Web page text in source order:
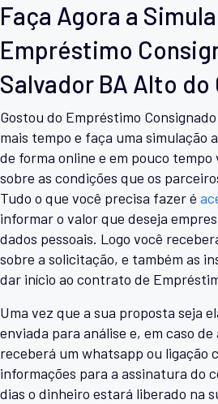
Faça Agora a
Empréstimo
Salvador BA Alto
Gostou do Empréstimo
mais tempo e faça uma simulação
de forma online e em pouco
sobre as condições que os
Tudo o que você precisa fazer é
informar o valor que deseja
dados pessoais. Logo você
sobre a solicitação, e também as
dar início ao contrato de
Uma vez que a sua proposta seja
enviada para análise e, em caso
receberá um whatsapp ou ligação
informações para a assinatura do
dias o dinheiro estará liberado na